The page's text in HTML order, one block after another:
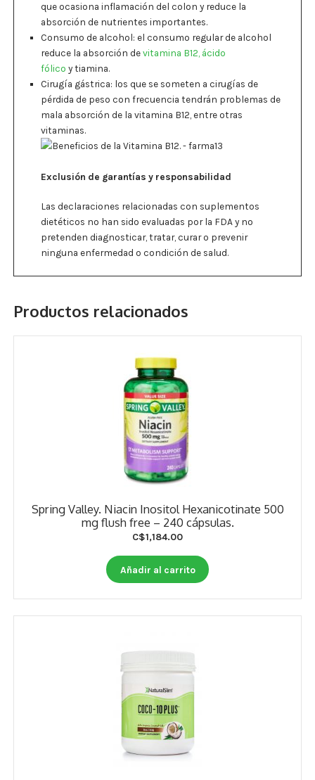
que ocasiona inflamación del colon y reduce la
absorción de nutrientes importantes.
Consumo de alcohol: el consumo regular de alcohol
reduce la absorción devitamina B12, ácido
fólico y tiamina.
Cirugía gástrica: los que se someten a cirugías de
pérdida de peso con frecuencia tendrán problemas de
mala absorción de la vitamina B12, entre otras
vitaminas.
Exclusión de garantías y responsabilidad
Las declaraciones relacionadas con suplementos
dietéticos no han sido evaluadas por la FDA y no
pretenden diagnosticar, tratar, curar o prevenir
ninguna enfermedad o condición de salud.
Productos relacionados
Spring Valley. Niacin Inositol Hexanicotinate 500
mg flush free – 240 cápsulas.
C$1,184.00
Añadir al carrito